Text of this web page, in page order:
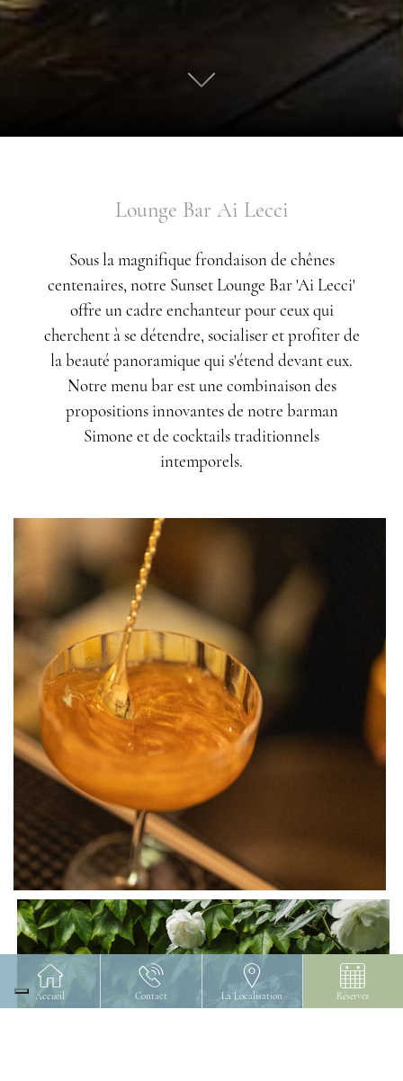
Lounge Bar Ai Lecci
Sous la magnifique frondaison de chênes
centenaires, notre Sunset Lounge Bar 'Ai Lecci'
offre un cadre enchanteur pour ceux qui
cherchent à se détendre, socialiser et profiter de
la beauté panoramique qui s'étend devant eux.
Notre menu bar est une combinaison des
propositions innovantes de notre barman
Simone et de cocktails traditionnels
intemporels.
CONTENT BLOCKS
Accueil Contact La Localisation Réservez